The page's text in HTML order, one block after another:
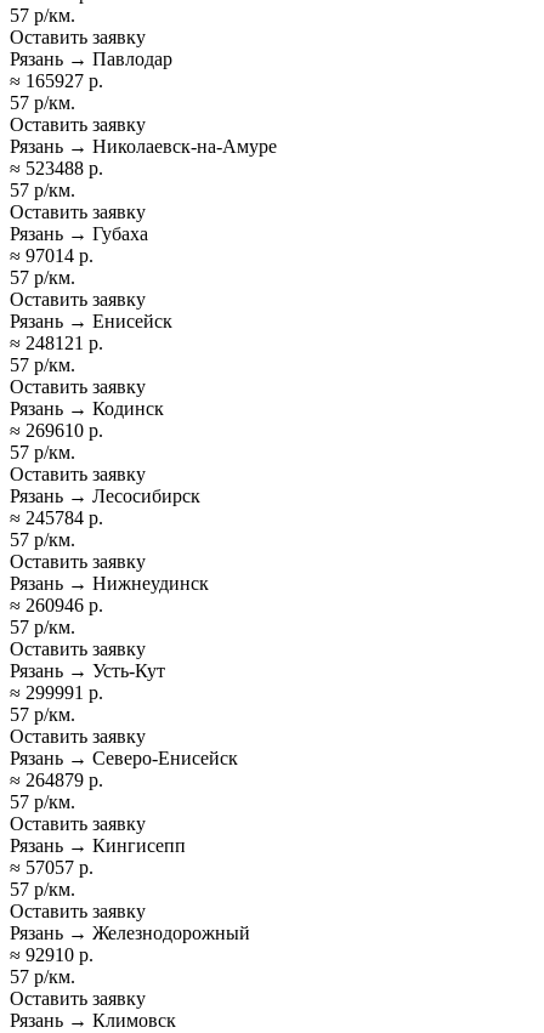
57 р/км.
Оставить заявку
Рязань → Павлодар
≈ 165927 р.
57 р/км.
Оставить заявку
Рязань → Николаевск-на-Амуре
≈ 523488 р.
57 р/км.
Оставить заявку
Рязань → Губаха
≈ 97014 р.
57 р/км.
Оставить заявку
Рязань → Енисейск
≈ 248121 р.
57 р/км.
Оставить заявку
Рязань → Кодинск
≈ 269610 р.
57 р/км.
Оставить заявку
Рязань → Лесосибирск
≈ 245784 р.
57 р/км.
Оставить заявку
Рязань → Нижнеудинск
≈ 260946 р.
57 р/км.
Оставить заявку
Рязань → Усть-Кут
≈ 299991 р.
57 р/км.
Оставить заявку
Рязань → Северо-Енисейск
≈ 264879 р.
57 р/км.
Оставить заявку
Рязань → Кингисепп
≈ 57057 р.
57 р/км.
Оставить заявку
Рязань → Железнодорожный
≈ 92910 р.
57 р/км.
Оставить заявку
Рязань → Климовск